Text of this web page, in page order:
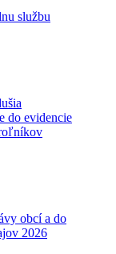
službu
do evidencie
obcí a do
2026